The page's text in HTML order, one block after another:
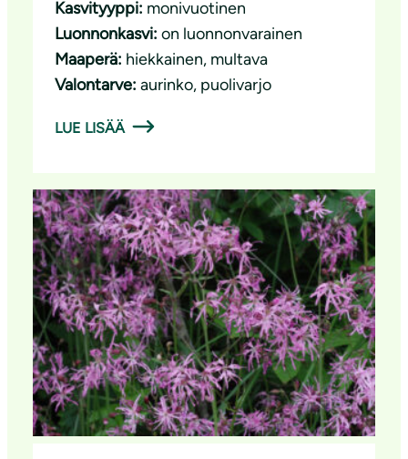
Kasvityyppi: monivuotinen
Luonnonkasvi: on luonnonvarainen
Maaperä: hiekkainen, multava
Valontarve: aurinko, puolivarjo
LUE LISÄÄ